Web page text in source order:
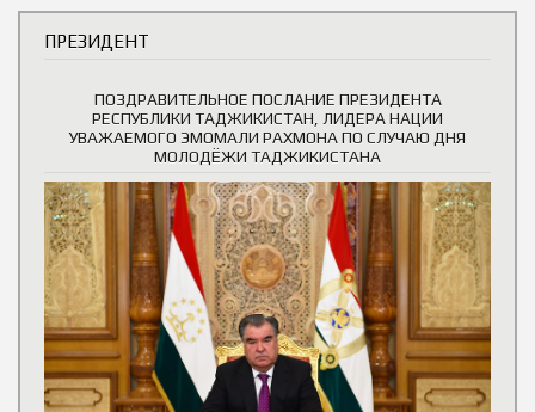
ПРЕЗИДЕНТ
ПОЗДРАВИТЕЛЬНОЕ ПОСЛАНИЕ ПРЕЗИДЕНТА
РЕСПУБЛИКИ ТАДЖИКИСТАН, ЛИДЕРА НАЦИИ
УВАЖАЕМОГО ЭМОМАЛИ РАХМОНА ПО СЛУЧАЮ ДНЯ
МОЛОДЁЖИ ТАДЖИКИСТАНА